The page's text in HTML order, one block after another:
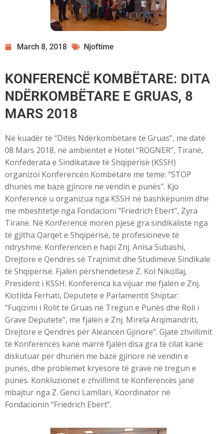
March 8, 2018 Njoftime
KONFERENCË KOMBËTARE: DITA
NDËRKOMBËTARE E GRUAS, 8
MARS 2018
Në kuadër të “Ditës Ndërkombëtare të Gruas”, me datë
08 Mars 2018, në ambientet e Hotel “ROGNER”, Tiranë,
Konfederata e Sindikatave të Shqipërisë (KSSH)
organizoi Konferencën Kombëtare me teme: “STOP
dhunës me bazë gjinore në vendin e punës”. Kjo
Konferencë u organizua nga KSSH në bashkëpunim dhe
me mbështetje nga Fondacioni “Friedrich Ebert”, Zyra
Tiranë. Në Konferencë morën pjesë gra sindikaliste nga
të gjitha Qarqet e Shqipërisë, të profesioneve të
ndryshme. Konferencën e hapi Znj. Anisa Subashi,
Drejtore e Qendrës së Trajnimit dhe Studimeve Sindikale
të Shqipërisë. Fjalën përshëndetëse Z. Kol Nikollaj,
President i KSSH. Konferenca ka vijuar me fjalën e Znj.
Klotilda Ferhati, Deputete e Parlamentit Shiptar:
“Fuqizimi i Rolit të Gruas në Tregun e Punës dhe Roli i
Grave Deputete”, me fjalën e Znj. Mirela Arqimandriti,
Drejtore e Qendrës për Aleancën Gjinore”. Gjatë zhvillimit
të Konferencës kanë marrë fjalën disa gra të cilat kanë
diskutuar për dhunën me bazë gjinore në vendin e
punës, dhe problemet kryesore të grave në tregun e
punës. Konkluzionet e zhvillimit të Konferencës janë
mbajtur nga Z. Genci Lamllari, Koordinator në
Fondacionin “Friedrich Ebert”.